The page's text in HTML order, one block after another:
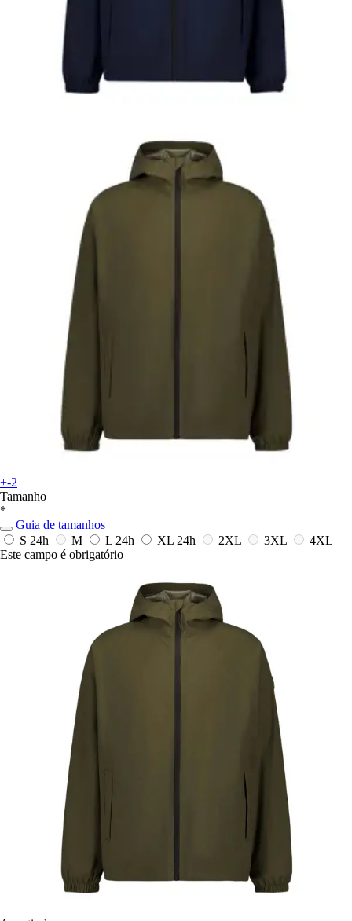
+-2
Tamanho
*
Guia de tamanhos
S 24h M L 24h XL 24h 2XL 3XL
4XL
Este campo é obrigatório